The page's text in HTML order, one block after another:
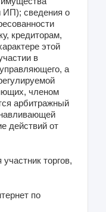
ИП); сведения о
кредиторам,
этой
в
а
членом
арбитражный
действий от
торгов,
по